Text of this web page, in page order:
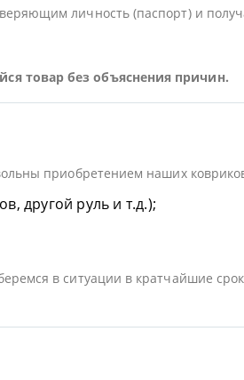
личность (паспорт) и
товар без объяснения причин.
приобретением наших
другой руль и т.д.);
в ситуации в кратчайшие